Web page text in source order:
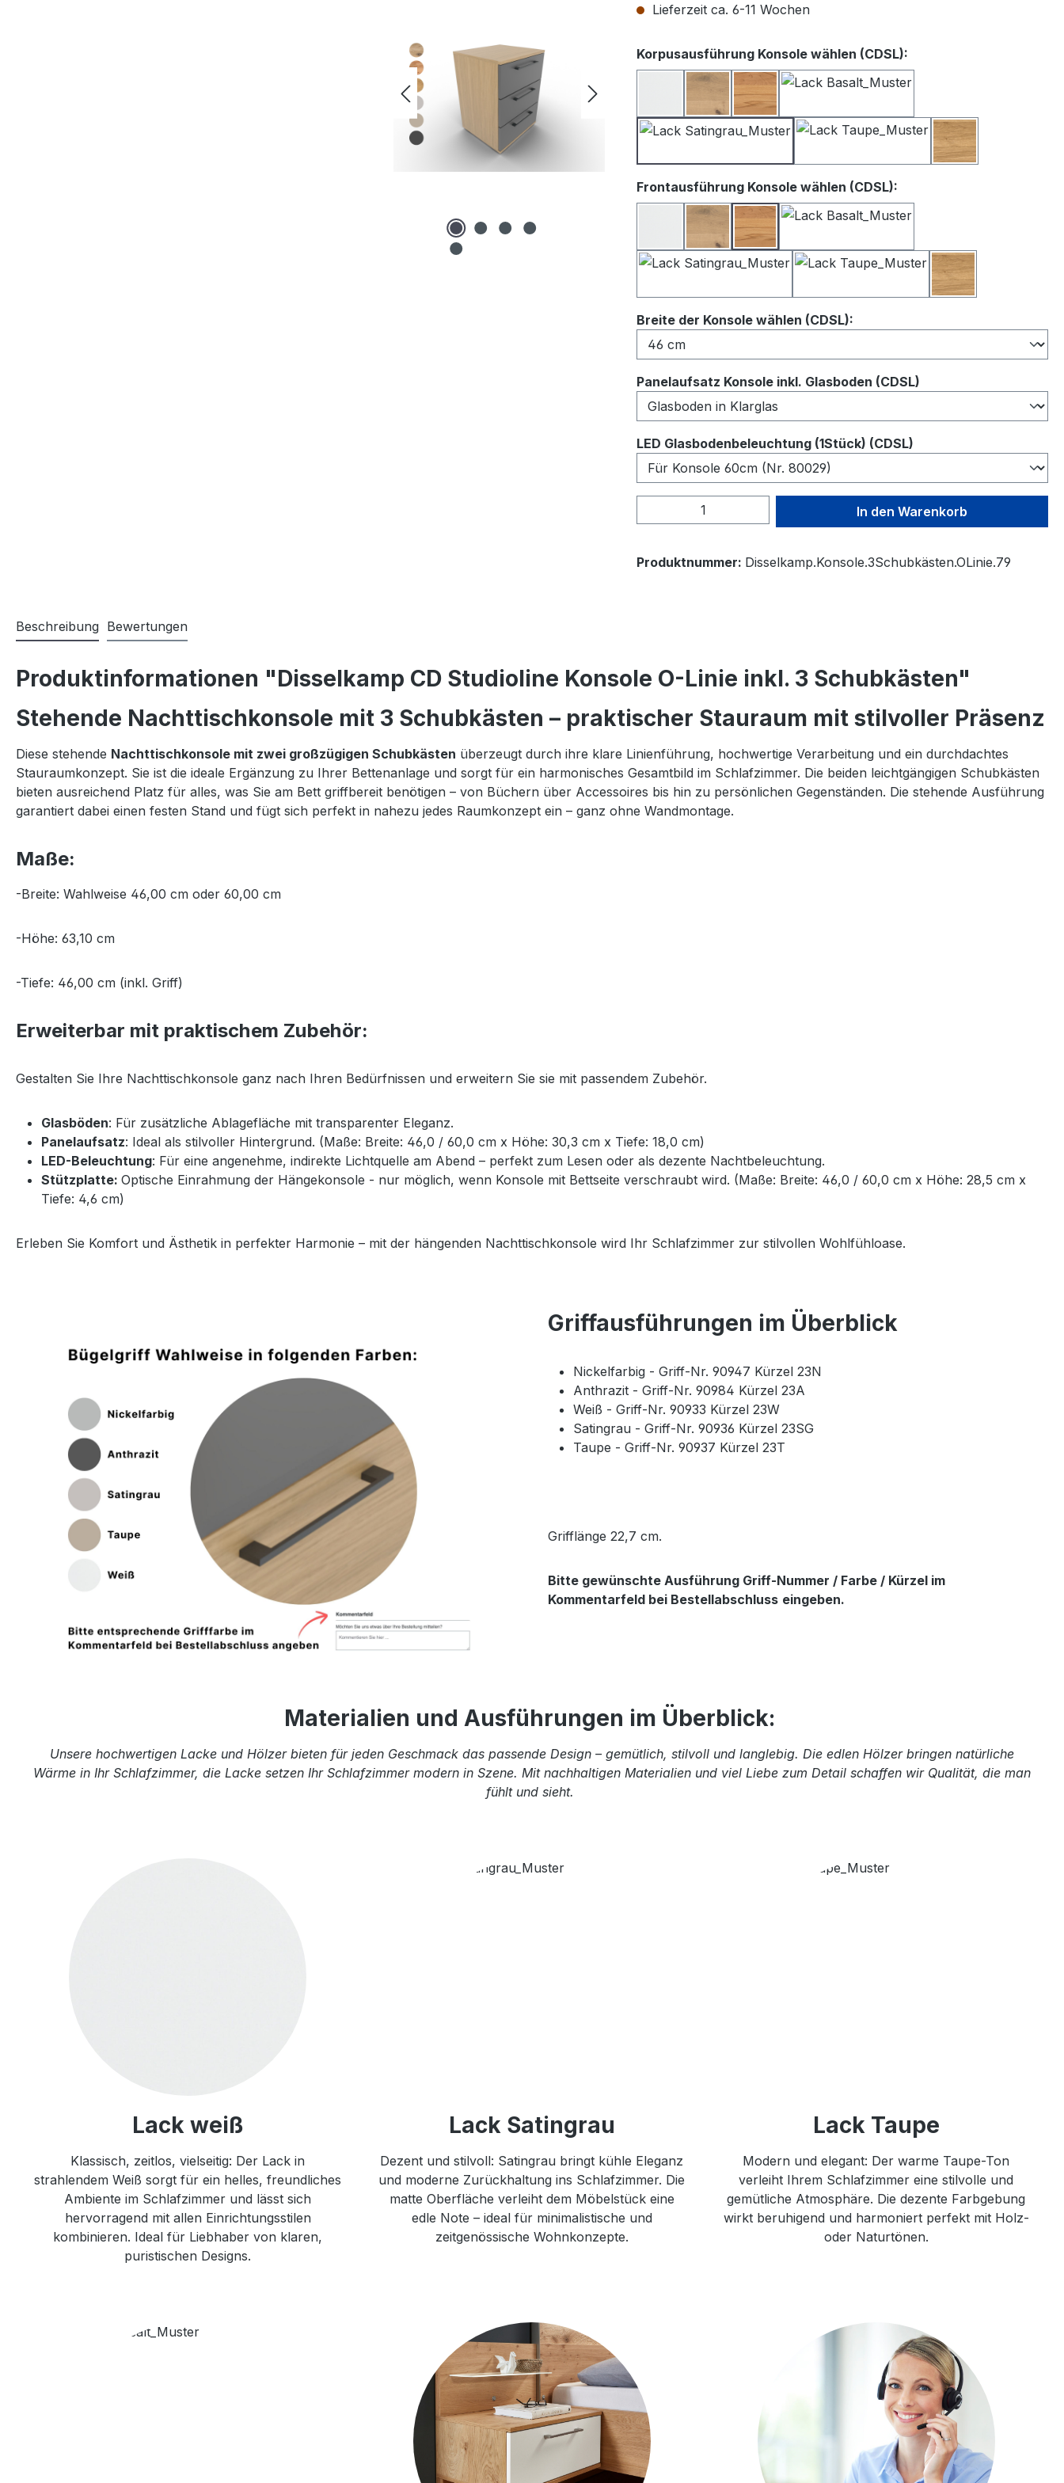
Lieferzeit ca. 6-11 Wochen
Korpusausführung Konsole wählen (CDSL):
BalkeneicheKernbuche
Wildeiche
Frontausführung Konsole wählen (CDSL):
BalkeneicheKernbuche
Wildeiche
Breite der Konsole wählen (CDSL):
Panelaufsatz Konsole inkl. Glasboden (CDSL)
LED Glasbodenbeleuchtung (1Stück) (CDSL)
Produkt Anzahl: Gib den gewünschten Wert
In den Warenkorb
Produktnummer: Disselkamp.Konsole.3Schubkästen.OLinie.79
Beschreibung Bewertungen
Produktinformationen "Disselkamp CD Studioline Konsole O-Linie inkl. 3 Schubkästen"
Stehende Nachttischkonsole mit 3 Schubkästen – praktischer Stauraum mit stilvoller Präsenz
Diese stehende Nachttischkonsole mit zwei großzügigen Schubkästen überzeugt durch ihre klare Linienführung, hochwertige Verarbeitung und ein durchdachtes
Stauraumkonzept. Sie ist die ideale Ergänzung zu Ihrer Bettenanlage und sorgt für ein harmonisches Gesamtbild im Schlafzimmer. Die beiden leichtgängigen Schubkästen
bieten ausreichend Platz für alles, was Sie am Bett griffbereit benötigen – von Büchern über Accessoires bis hin zu persönlichen Gegenständen. Die stehende Ausführung
garantiert dabei einen festen Stand und fügt sich perfekt in nahezu jedes Raumkonzept ein – ganz ohne Wandmontage.
Maße:
-Breite: Wahlweise 46,00 cm oder 60,00 cm
-Höhe: 63,10 cm
-Tiefe: 46,00 cm (inkl. Griff)
Erweiterbar mit praktischem Zubehör:
Gestalten Sie Ihre Nachttischkonsole ganz nach Ihren Bedürfnissen und erweitern Sie sie mit passendem Zubehör.
Glasböden: Für zusätzliche Ablagefläche mit transparenter Eleganz.
Panelaufsatz: Ideal als stilvoller Hintergrund. (Maße: Breite: 46,0 / 60,0 cm x Höhe: 30,3 cm x Tiefe: 18,0 cm)
LED-Beleuchtung: Für eine angenehme, indirekte Lichtquelle am Abend – perfekt zum Lesen oder als dezente Nachtbeleuchtung.
Stützplatte: Optische Einrahmung der Hängekonsole - nur möglich, wenn Konsole mit Bettseite verschraubt wird. (Maße: Breite: 46,0 / 60,0 cm x Höhe: 28,5 cm x
Tiefe: 4,6 cm)
Erleben Sie Komfort und Ästhetik in perfekter Harmonie – mit der hängenden Nachttischkonsole wird Ihr Schlafzimmer zur stilvollen Wohlfühloase.
Griffausführungen im Überblick
Nickelfarbig - Griff-Nr. 90947 Kürzel 23N
Anthrazit - Griff-Nr. 90984 Kürzel 23A
Weiß - Griff-Nr. 90933 Kürzel 23W
Satingrau - Griff-Nr. 90936 Kürzel 23SG
Taupe - Griff-Nr. 90937 Kürzel 23T
Grifflänge 22,7 cm.
Bitte gewünschte Ausführung Griff-Nummer / Farbe / Kürzel im
Kommentarfeld bei Bestellabschluss eingeben.
Materialien und Ausführungen im Überblick:
Unsere hochwertigen Lacke und Hölzer bieten für jeden Geschmack das passende Design – gemütlich, stilvoll und langlebig. Die edlen Hölzer bringen natürliche
Wärme in Ihr Schlafzimmer, die Lacke setzen Ihr Schlafzimmer modern in Szene. Mit nachhaltigen Materialien und viel Liebe zum Detail schaffen wir Qualität, die man
fühlt und sieht.
Lack weiß
Klassisch, zeitlos, vielseitig: Der Lack in
strahlendem Weiß sorgt für ein helles, freundliches
Ambiente im Schlafzimmer und lässt sich
hervorragend mit allen Einrichtungsstilen
kombinieren. Ideal für Liebhaber von klaren,
puristischen Designs.
Lack Satingrau
Dezent und stilvoll: Satingrau bringt kühle Eleganz
und moderne Zurückhaltung ins Schlafzimmer. Die
matte Oberfläche verleiht dem Möbelstück eine
edle Note – ideal für minimalistische und
zeitgenössische Wohnkonzepte.
Lack Taupe
Modern und elegant: Der warme Taupe-Ton
verleiht Ihrem Schlafzimmer eine stilvolle und
gemütliche Atmosphäre. Die dezente Farbgebung
wirkt beruhigend und harmoniert perfekt mit Holz-
oder Naturtönen.